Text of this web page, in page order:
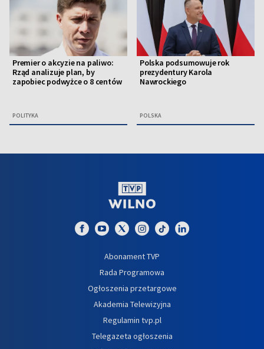
Premier o akcyzie na paliwo:
Rząd analizuje plan, by
zapobiec podwyżce o 8 centów
POLITYKA
Polska podsumowuje rok
prezydentury Karola
Nawrockiego
POLSKA
Abonament TVP
Rada Programowa
Ogłoszenia przetargowe
Akademia Telewizyjna
Regulamin tvp.pl
Telegazeta ogłoszenia